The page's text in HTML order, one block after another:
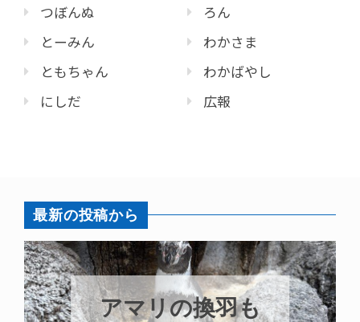
つぼんぬ
とーみん
ともちゃん
にしだ
ろん
わかさま
わかばやし
広報
最新の投稿から
トビウオ幼魚展